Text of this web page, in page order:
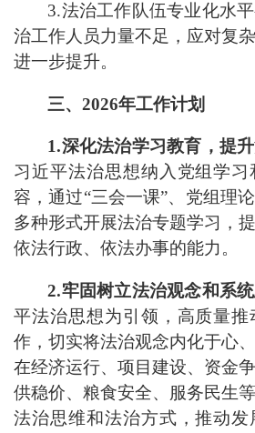
3.法治工作队伍专业化水
治工作人员力量不足，应对复
进一步提升。
三、2026年工作计划
1.深化法治学习教育，提升
习近平法治思想纳入党组学
容，通过“三会一课”、党组理
多种形式开展法治专题学习，
依法行政、依法办事的能力。
2.牢固树立法治观念和系统
平法治思想为引领，高质量推
作，切实将法治观念内化于心
在经济运行、项目建设、资金
供稳价、粮食安全、服务民生
法治思维和法治方式，推动